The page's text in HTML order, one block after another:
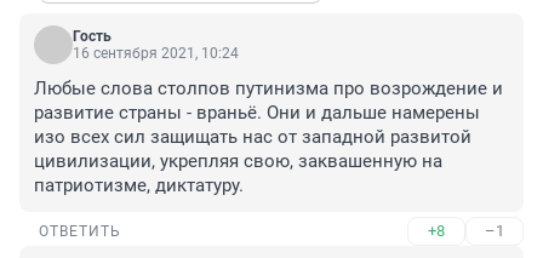
Гость
16 сентября 2021, 10:24
Любые слова столпов путинизма про возрождение и
развитие страны - враньё. Они и дальше намерены
изо всех сил защищать нас от западной развитой
цивилизации, укрепляя свою, заквашенную на
патриотизме, диктатуру.
ОТВЕТИТЬ +8 –1